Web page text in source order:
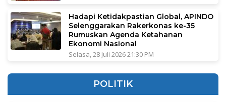
Hadapi Ketidakpastian Global, APINDO
Selenggarakan Rakerkonas ke-35
Rumuskan Agenda Ketahanan
Ekonomi Nasional
Selasa, 28 Juli 2026 21:30 PM
POLITIK